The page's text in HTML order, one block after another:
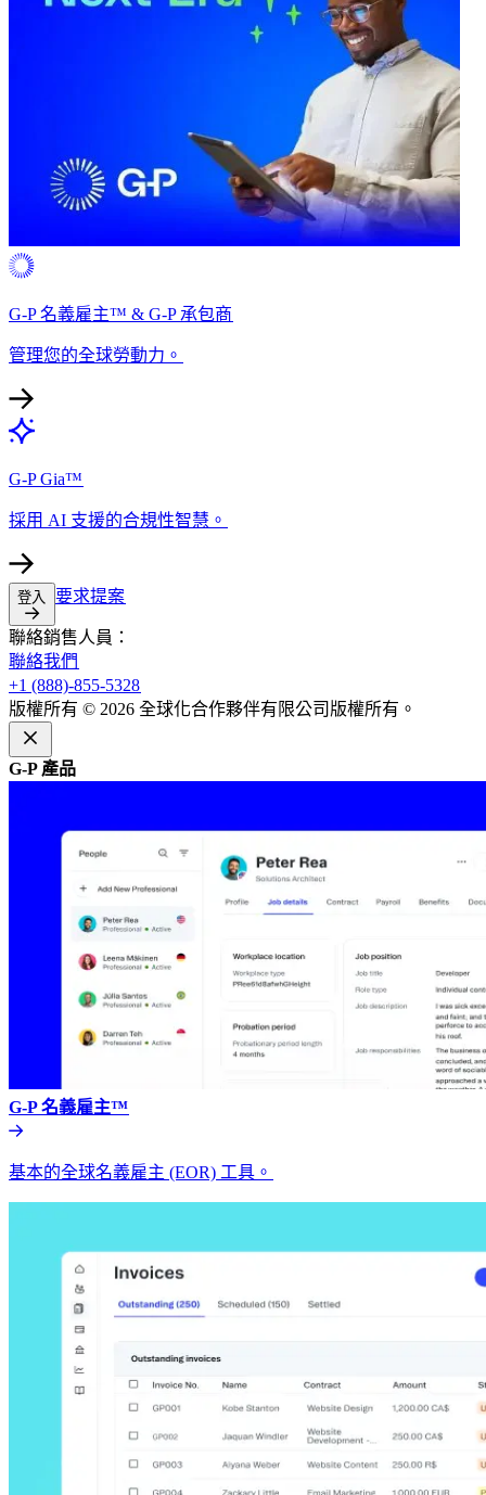
G-P 名義雇主™ & G-P 承包商​​
管理您的全球勞動力。​​
G-P Gia™​​
採用 AI 支援的合規性智慧。​​
登入​​ 要求提案​​
聯絡銷售人員：​​
聯絡我們​​
+1 (888)-855-5328​​
版權所有 © 2026 全球化合作夥伴有限公司版權所有。​​
G-P 產品​​
G-P 名義雇主™​​
基本的全球名義雇主 (EOR) 工具。​​